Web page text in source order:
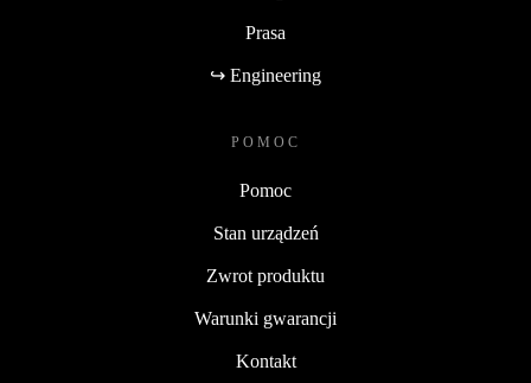
Prasa
↪ Engineering
POMOC
Pomoc
Stan urządzeń
Zwrot produktu
Warunki gwarancji
Kontakt